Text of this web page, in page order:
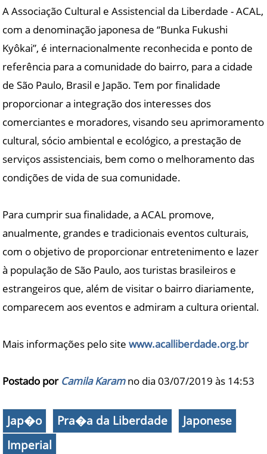
A Associação Cultural e Assistencial da Liberdade - ACAL,
com a denominação japonesa de “Bunka Fukushi
Kyôkai”, é internacionalmente reconhecida e ponto de
referência para a comunidade do bairro, para a cidade
de São Paulo, Brasil e Japão. Tem por finalidade
proporcionar a integração dos interesses dos
comerciantes e moradores, visando seu aprimoramento
cultural, sócio ambiental e ecológico, a prestação de
serviços assistenciais, bem como o melhoramento das
condições de vida de sua comunidade.
Para cumprir sua finalidade, a ACAL promove,
anualmente, grandes e tradicionais eventos culturais,
com o objetivo de proporcionar entretenimento e lazer
à população de São Paulo, aos turistas brasileiros e
estrangeiros que, além de visitar o bairro diariamente,
comparecem aos eventos e admiram a cultura oriental.
Mais informações pelo sitewww.acalliberdade.org.br
Postado por Camila Karamno dia 03/07/2019 às 14:53
Jap�o Pra�a da Liberdade
Japonese
Imperial